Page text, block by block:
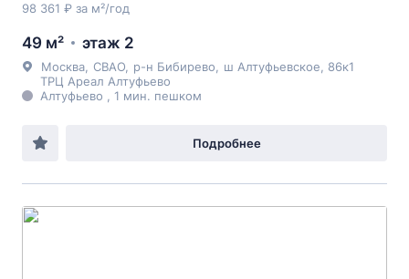
98 361 ₽ за м²/год
49 м² этаж 2
Москва СВАО р-н Бибирево ш Алтуфьевское , 86к1
ТРЦ Ареал Алтуфьево
Алтуфьево , 1 мин. пешком
Подробнее